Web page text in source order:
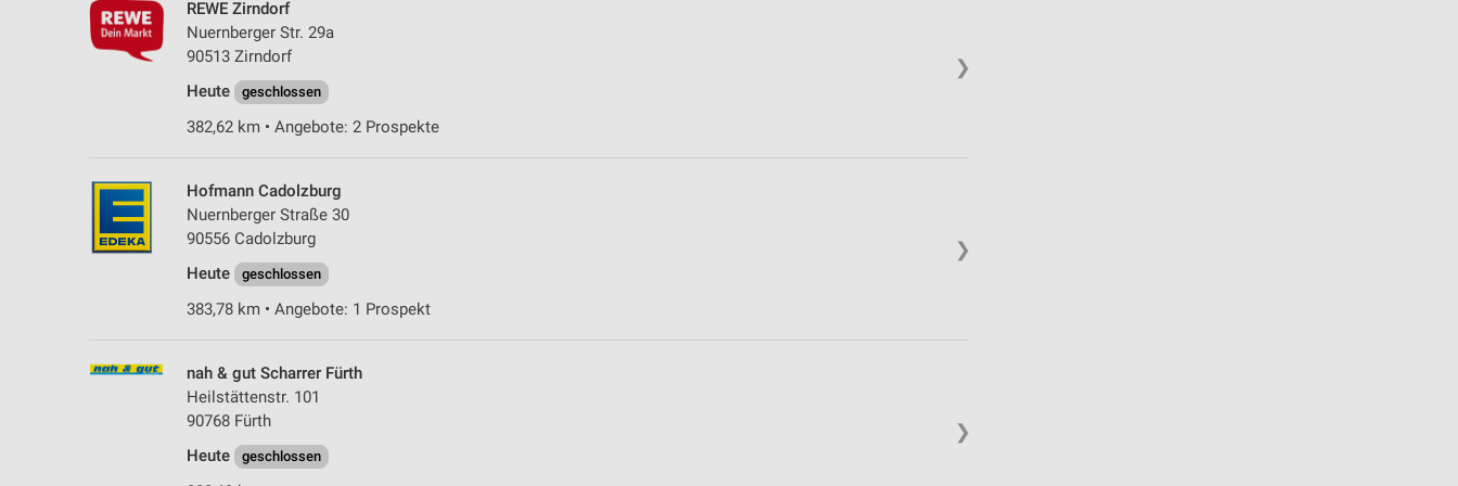
❯
REWE Zirndorf
Nuernberger Str. 29a
90513 Zirndorf
Heute
geschlossen
382,62 km • Angebote: 2 Prospekte
❯
Hofmann Cadolzburg
Nuernberger Straße 30
90556 Cadolzburg
Heute
geschlossen
383,78 km • Angebote: 1 Prospekt
❯
nah & gut Scharrer Fürth
Heilstättenstr. 101
90768 Fürth
Heute
geschlossen